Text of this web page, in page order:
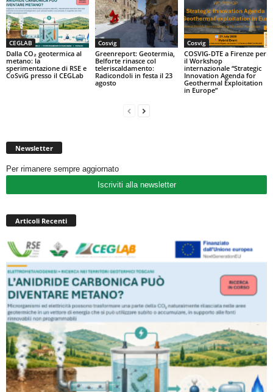
CEGLAB
Dalla CO₂ geotermica al
metano: la
sperimentazione di RSE e
CoSviG presso il CEGLab
Cosvig
Greenreport: Geotermia,
Belforte rinasce col
teleriscaldamento:
Radicondoli in festa il 23
agosto
Cosvig
COSVIG-DTE a Firenze per
il Workshop
internazionale “Strategic
Innovation Agenda for
Geothermal Exploitation
in Europe”
Newsletter
Per rimanere sempre aggiornato
Iscriviti alla newsletter
Articoli Recenti